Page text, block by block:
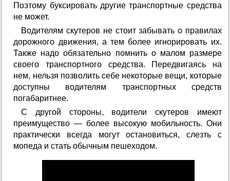
Поэтому буксировать другие транспортные средства
не может.
Водителям скутеров не стоит забывать о правилах
дорожного движения, а тем более игнорировать их.
Также надо обязательно помнить о малом размере
своего транспортного средства. Передвигаясь на
нем, нельзя позволить себе некоторые вещи, которые
доступны водителям транспортных средств
погабаритнее.
С другой стороны, водители скутеров имеют
преимущество — более высокую мобильность. Они
практически всегда могут остановиться, слезть с
мопеда и стать обычным пешеходом.